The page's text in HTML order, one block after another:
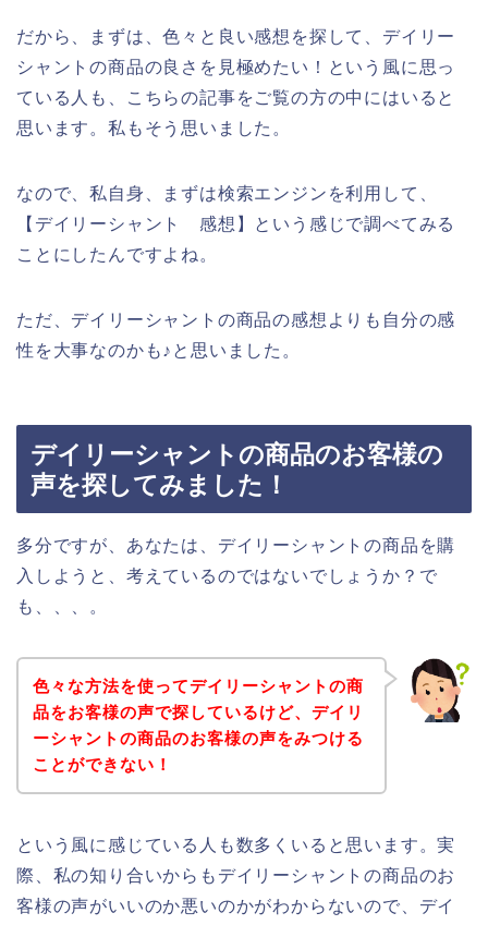
だから、まずは、色々と良い感想を探して、デイリー
シャントの商品の良さを見極めたい！という風に思っ
ている人も、こちらの記事をご覧の方の中にはいると
思います。私もそう思いました。
なので、私自身、まずは検索エンジンを利用して、
【デイリーシャント 感想】という感じで調べてみる
ことにしたんですよね。
ただ、デイリーシャントの商品の感想よりも自分の感
性を大事なのかも♪と思いました。
デイリーシャントの商品のお客様の
声を探してみました！
多分ですが、あなたは、デイリーシャントの商品を購
入しようと、考えているのではないでしょうか？で
も、、、。
色々な方法を使ってデイリーシャントの商
品をお客様の声で探しているけど、デイリ
ーシャントの商品のお客様の声をみつける
ことができない！
という風に感じている人も数多くいると思います。実
際、私の知り合いからもデイリーシャントの商品のお
客様の声がいいのか悪いのかがわからないので、デイ